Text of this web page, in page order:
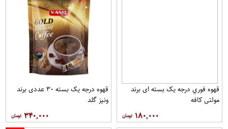
قهوه فوري درجه یک بسته ای برند
مولتي کافه
۱۸۰,۰۰۰
قهوه درجه یک بسته ۳۰ عددی برند
ونيز گلد
۳۴۰,۰۰۰